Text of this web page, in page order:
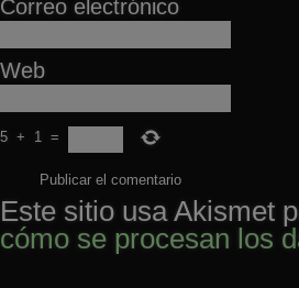
Correo electrónico
Web
5 + 1 =
Este sitio usa Akismet
cómo se procesan los